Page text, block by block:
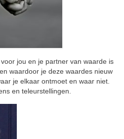
jou en je partner van waarde is
waardoor je deze waardes nieuw
je elkaar ontmoet en waar niet.
en teleurstellingen.